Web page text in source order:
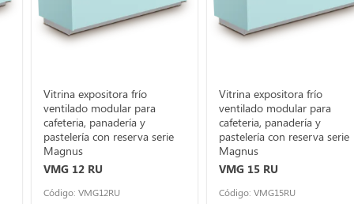
Vitrina expositora frío
ventilado modular para
cafeteria, panadería y
pastelería con reserva serie
Magnus
VMG 12 RU
Código: VMG12RU
Vitrina expositora frío
ventilado modular para
cafeteria, panadería y
pastelería con reserva serie
Magnus
VMG 15 RU
Código: VMG15RU